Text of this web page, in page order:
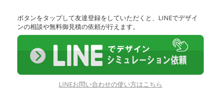
ボタンをタップして友達登録をしていただくと、LINEでデザイ
ンの相談や無料御見積の依頼が行えます。
LINEお問い合わせの使い方はこちら